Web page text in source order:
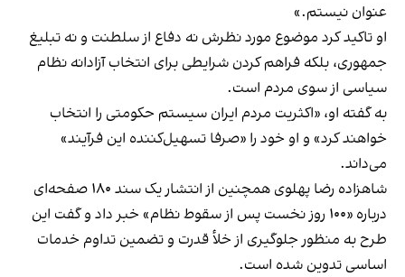
عنوان نیستم.»
او تاکید کرد موضوع مورد نظرش نه دفاع از سلطنت و نه تبلیغ
جمهوری، بلکه فراهم کردن شرایطی برای انتخاب آزادانه نظام
سیاسی از سوی مردم است.
به گفته او، «اکثریت مردم ایران سیستم حکومتی را انتخاب
خواهند کرد» و او خود را «صرفا تسهیل‌کننده این فرآیند»
می‌داند.
شاهزاده رضا پهلوی همچنین از انتشار یک سند ۱۸۰ صفحه‌ای
درباره «۱۰۰ روز نخست پس از سقوط نظام» خبر داد و گفت این
طرح به منظور جلوگیری از خلأ قدرت و تضمین تداوم خدمات
اساسی تدوین شده است.